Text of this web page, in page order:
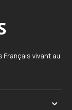
vivant au